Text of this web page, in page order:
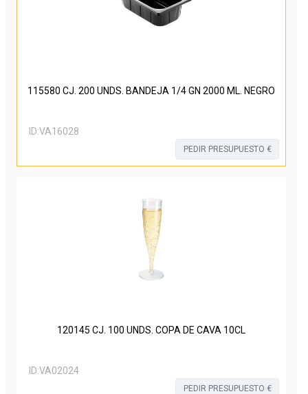
115580 CJ. 200 UNDS. BANDEJA 1/4 GN 2000 ML. NEGRO
ID:VA16028
PEDIR PRESUPUESTO €
120145 CJ. 100 UNDS. COPA DE CAVA 10CL
ID:VA02024
PEDIR PRESUPUESTO €